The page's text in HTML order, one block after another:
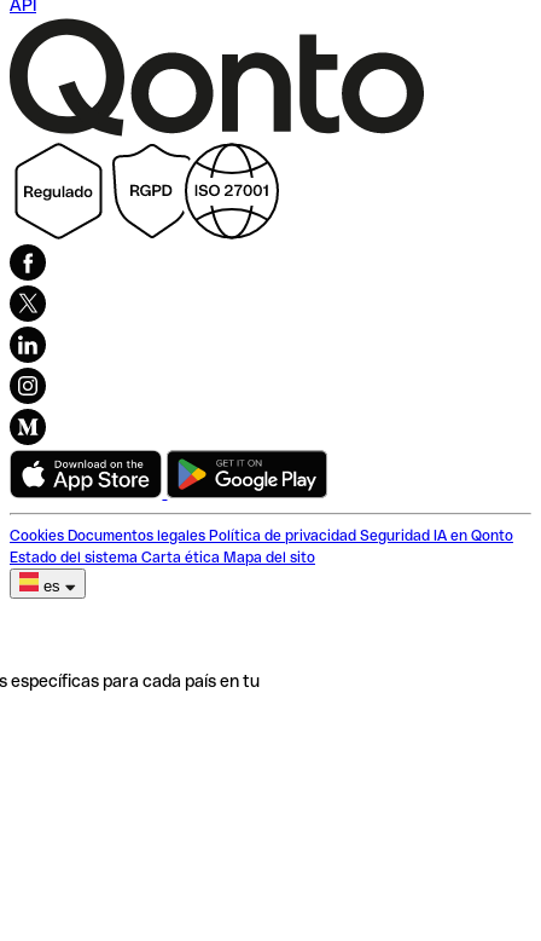
API
Cookies Documentos legales Política de privacidad Seguridad IA en Qonto
Estado del sistema Carta ética Mapa del sito
es
específicas para cada país en tu